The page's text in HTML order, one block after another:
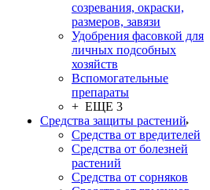
созревания, окраски,
размеров, завязи
Удобрения фасовкой для
личных подсобных
хозяйств
Вспомогательные
препараты
+ ЕЩЕ 3
Средства защиты растений
Средства от вредителей
Средства от болезней
растений
Средства от сорняков